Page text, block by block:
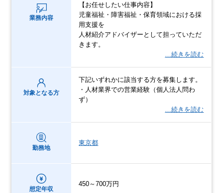
業務内容
【お任せしたい仕事内容】
児童福祉・障害福祉・保育領域における採
用支援を
人材紹介アドバイザーとして担っていただ
きます。
…続きを読む
対象となる方
下記いずれかに該当する方を募集します。
・人材業界での営業経験（個人法人問わ
ず）
…続きを読む
勤務地
東京都
想定年収
450～700万円